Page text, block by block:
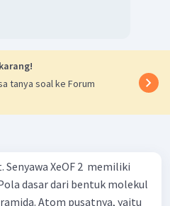
tanya soal ke Forum
dasar dari bentuk molekul
Atom pusatnya, yaitu